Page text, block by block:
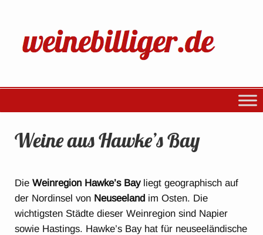
Weine aus Hawke’s Bay
DieWeinregion Hawke’s Bayliegt geographisch auf
der Nordinsel von Neuseeland im Osten. Die
wichtigsten Städte dieser Weinregion sind Napier
sowie Hastings. Hawke’s Bay hat für neuseeländische